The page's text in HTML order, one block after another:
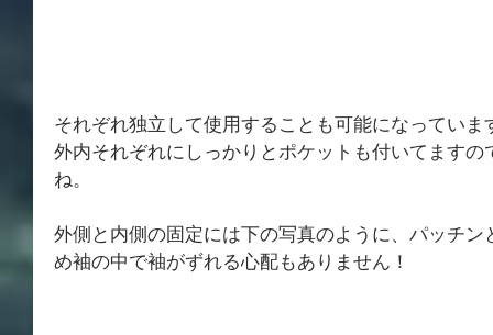
それぞれ独立して使用することも可能になっていま
外内それぞれにしっかりとポケットも付いてます
ね。
外側と内側の固定には下の写真のように、パッチ
め袖の中で袖がずれる心配もありません！